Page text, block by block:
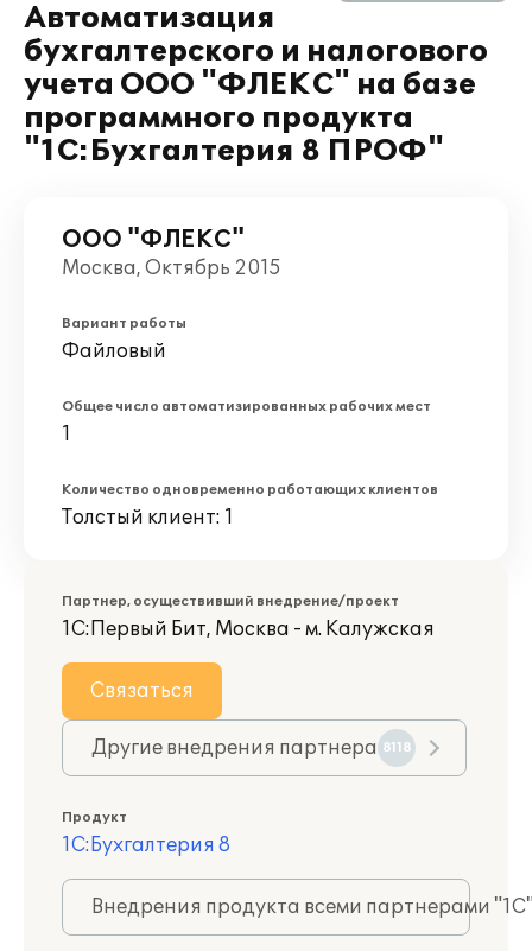
Автоматизация
бухгалтерского и налогового
учета ООО "ФЛЕКС" на базе
программного продукта
"1С:Бухгалтерия 8 ПРОФ"
ООО "ФЛЕКС"
Москва, Октябрь 2015
Вариант работы
Файловый
Общее число автоматизированных рабочих мест
1
Количество одновременно работающих клиентов
Толстый клиент: 1
Партнер, осуществивший внедрение/проект
1С:Первый Бит, Москва - м. Калужская
Связаться
Другие внедрения партнера 8118
Продукт
1С:Бухгалтерия 8
Внедрения продукта всеми партнерами